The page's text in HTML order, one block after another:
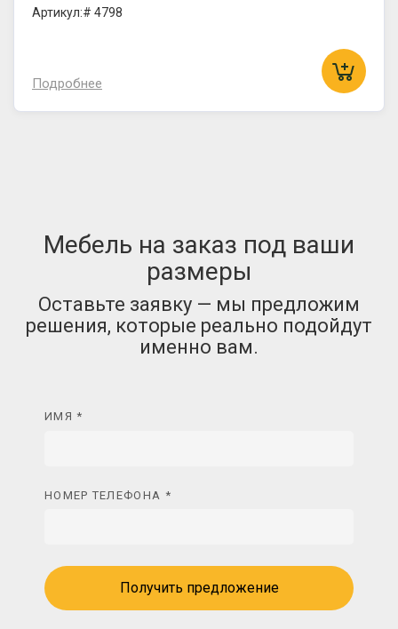
Артикул:# 4798
Подробнее
Мебель на заказ под ваши
размеры
Оставьте заявку — мы предложим
решения, которые реально подойдут
именно вам.
ИМЯ *
НОМЕР ТЕЛЕФОНА *
Получить предложение